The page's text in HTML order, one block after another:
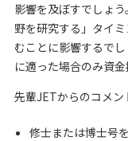
影響を及ぼすでしょ
野を研究する」タイ
むことに影響するで
に適った場合のみ資
先輩JETからのコメン
修士または博士号